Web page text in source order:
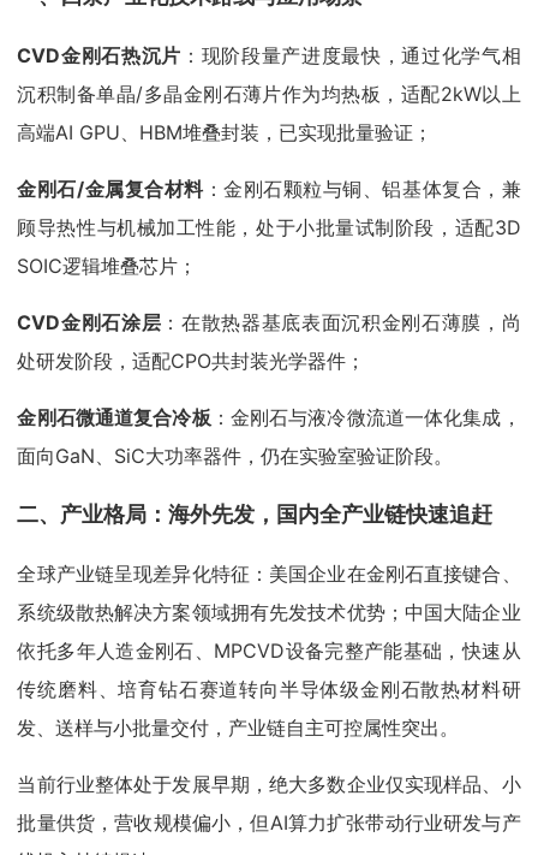
CVD金刚石热沉片 ：现阶段量产进度最快，通过化学气相
沉积制备单晶/多晶金刚石薄片作为均热板，适配2kW以上
高端AI GPU、HBM堆叠封装，已实现批量验证；
金刚石/金属复合材料：金刚石颗粒与铜、铝基体复合，兼
顾导热性与机械加工性能，处于小批量试制阶段，适配3D
SOIC逻辑堆叠芯片；
CVD金刚石涂层 ：在散热器基底表面沉积金刚石薄膜，尚
处研发阶段，适配CPO共封装光学器件；
金刚石微通道复合冷板：金刚石与液冷微流道一体化集成，
面向GaN、SiC大功率器件，仍在实验室验证阶段。
二、产业格局：海外先发，国内全产业链快速追赶
全球产业链呈现差异化特征：美国企业在金刚石直接键合、
系统级散热解决方案领域拥有先发技术优势；中国大陆企业
依托多年人造金刚石、MPCVD设备完整产能基础，快速从
传统磨料、培育钻石赛道转向半导体级金刚石散热材料研
发、送样与小批量交付，产业链自主可控属性突出。
当前行业整体处于发展早期，绝大多数企业仅实现样品、小
批量供货，营收规模偏小，但AI算力扩张带动行业研发与产